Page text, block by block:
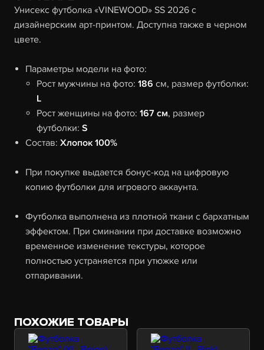
Унисекс футболка «VINEWOOD» SS 2026 с
дизайнерским арт-принтом. Доступна также в черном
цвете.
Параметры модели на фото:
Рост мужчины на фото:186 см, размер футболки:
L
Рост женщины на фото:167 см, размер
футболки:S
Состав:Хлопок 100%
При покупке выдается бонус-код на цифровую
копию футболки для игрового аккаунта.
Футболка выполнена из плотной ткани с бархатным
эффектом. При сминании при доставке возможно
временное изменение текстуры, которое
полностью устраняется при утюжке или
отпаривании.
ПОХОЖИЕ ТОВАРЫ